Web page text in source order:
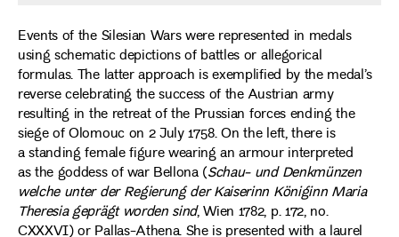
Events of the Silesian Wars were represented in medals
using schematic depictions of battles or allegorical
formulas. The latter approach is exemplified by the medal’s
reverse celebrating the success of the Austrian army
resulting in the retreat of the Prussian forces ending the
siege of Olomouc on 2 July 1758. On the left, there is
a standing female figure wearing an armour interpreted
as the goddess of war Bellona (Schau- und Denkmünzen
welche unter der Regierung der Kaiserinn Königinn Maria
Theresia geprägt worden sind, Wien 1782, p. 172, no.
CXXXVI) or Pallas-Athena. She is presented with a laurel